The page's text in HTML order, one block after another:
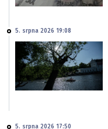
5. srpna 2026 19:08
5. srpna 2026 17:50